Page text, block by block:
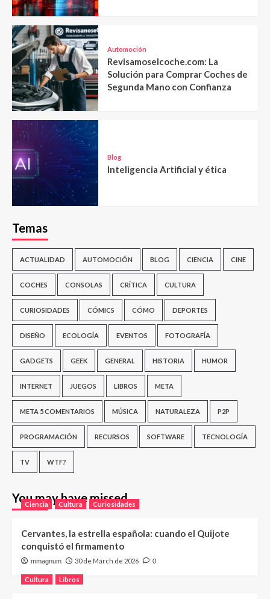
Automoción
Revisamoselcoche.com: La
Solución para Comprar Coches de
Segunda Mano con Confianza
Blog
Inteligencia Artificial y ética
Temas
ACTUALIDAD AUTOMOCIÓN BLOG CIENCIA CINE
COCHES CONSOLAS CRÍTICA CULTURA
CURIOSIDADES CÓMICS CÓMO DEPORTES
DISEÑO ECOLOGÍA EVENTOS FOTOGRAFÍA
GADGETS GEEK GENERAL HISTORIA HUMOR
INTERNET JUEGOS LIBROS META
META 5 COMENTARIOS MÚSICA NATURALEZA P2P
PROGRAMACIÓN RECURSOS SOFTWARE TECNOLOGÍA
TV WTF?
You may have missed
Ciencia Cultura Curiosidades
Cervantes, la estrella española: cuando el Quijote
conquistó el firmamento
mmagnum 30 de March de 2026 0
Cultura Libros